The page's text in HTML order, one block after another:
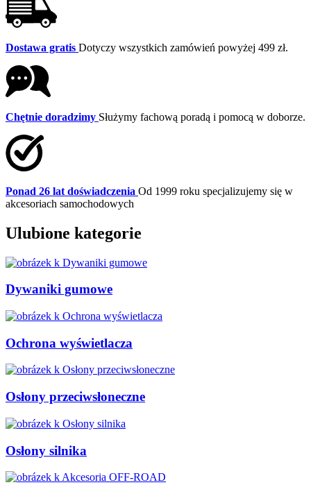
Dostawa gratis Dotyczy wszystkich zamówień powyżej 499 zł.
Chętnie doradzimy Służymy fachową poradą i pomocą w doborze.
Ponad 26 lat doświadczenia Od 1999 roku specjalizujemy się w
akcesoriach samochodowych
Ulubione kategorie
Dywaniki gumowe
Ochrona wyświetlacza
Osłony przeciwsłoneczne
Osłony silnika